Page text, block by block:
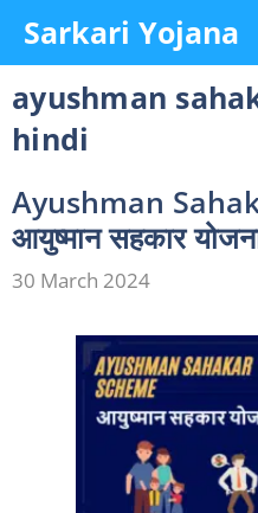
content
Sarkari Yojana
ayushman
hindi
Ayushman
आयुष्मान सहकार
30 March 2024